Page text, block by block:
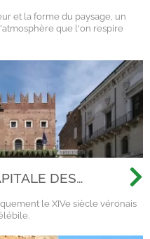
et la forme du paysage, un
que l'on respire
DES
le XIVe siècle véronais